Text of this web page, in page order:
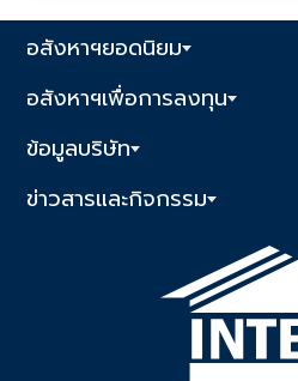
อสังหาฯยอดนิยม
อสังหาฯเพื่อการลงทุน
ข้อมูลบริษัท
ข่าวสารและกิจกรรม